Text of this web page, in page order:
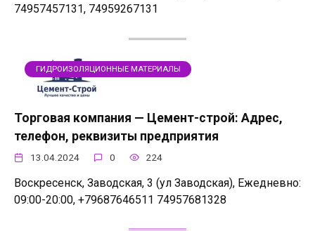
74957457131, 74959267131
ГИДРОИЗОЛЯЦИОННЫЕ МАТЕРИАЛЫ
Торговая компания — Цемент-строй: Адрес,
телефон, реквизиты предприятия
13.04.2024 0 224
Воскресенск, Заводская, 3 (ул Заводская), Ежедневно:
09:00-20:00, +79687646511 74957681328